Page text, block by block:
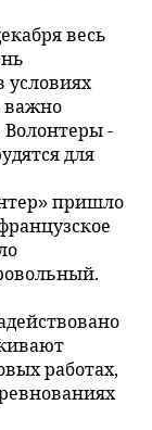
весь
условиях
важно
Волонтеры-
для
пришло
работах,